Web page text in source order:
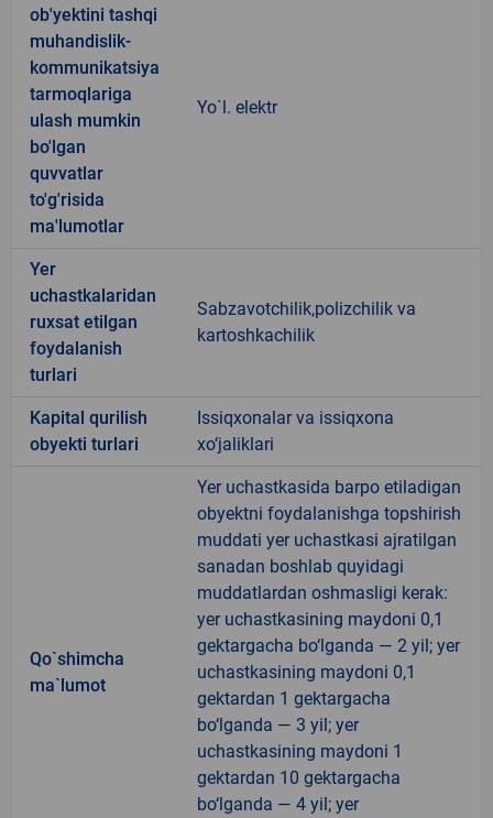
ob'yektini tashqi
muhandislik-
kommunikatsiya
tarmoqlariga
ulash mumkin
bo'lgan
quvvatlar
to'g'risida
ma'lumotlar
Yo`l. elektr
Yer
uchastkalaridan
ruxsat etilgan
foydalanish
turlari
Sabzavotchilik,polizchilik va
kartoshkachilik
Kapital qurilish
obyekti turlari
Issiqxonalar va issiqxona
xo‘jaliklari
Qo`shimcha
ma`lumot
Yer uchastkasida barpo etiladigan
obyektni foydalanishga topshirish
muddati yer uchastkasi ajratilgan
sanadan boshlab quyidagi
muddatlardan oshmasligi kerak:
yer uchastkasining maydoni 0,1
gektargacha bo‘lganda — 2 yil; yer
uchastkasining maydoni 0,1
gektardan 1 gektargacha
bo‘lganda — 3 yil; yer
uchastkasining maydoni 1
gektardan 10 gektargacha
bo‘lganda — 4 yil; yer